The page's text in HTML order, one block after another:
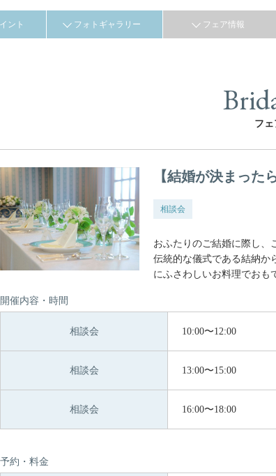
ント フォトギャラリー フェア情報
フ
【結婚が決まっ
相談会
おふたりのご結婚に際し、
伝統的な儀式である結納か
にふさわしいお料理でおも
開催内容・時間
相談会 10:00〜12:00
相談会 13:00〜15:00
相談会 16:00〜18:00
予約・料金